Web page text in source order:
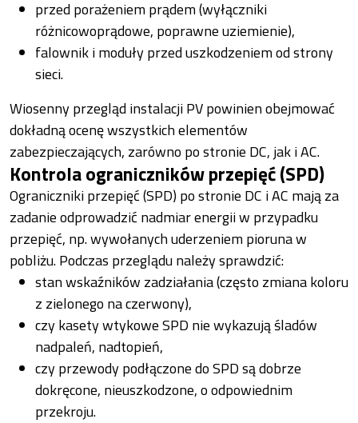
przed porażeniem prądem (wyłączniki
różnicowoprądowe, poprawne uziemienie),
falownik i moduły przed uszkodzeniem od strony
sieci.
Wiosenny przegląd instalacji PV powinien obejmować
dokładną ocenę wszystkich elementów
zabezpieczających, zarówno po stronie DC, jak i AC.
Kontrola ograniczników przepięć (SPD)
Ograniczniki przepięć (SPD) po stronie DC i AC mają za
zadanie odprowadzić nadmiar energii w przypadku
przepięć, np. wywołanych uderzeniem pioruna w
pobliżu. Podczas przeglądu należy sprawdzić:
stan wskaźników zadziałania (często zmiana koloru
z zielonego na czerwony),
czy kasety wtykowe SPD nie wykazują śladów
nadpaleń, nadtopień,
czy przewody podłączone do SPD są dobrze
dokręcone, nieuszkodzone, o odpowiednim
przekroju.